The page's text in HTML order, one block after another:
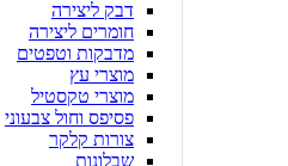
דבק ליצירה
חומרים ליצירה
מדבקות וטפטים
מוצרי עץ
מוצרי טקסטיל
פסיפס וחול צבעוני
צורות קלקר
שבלונות